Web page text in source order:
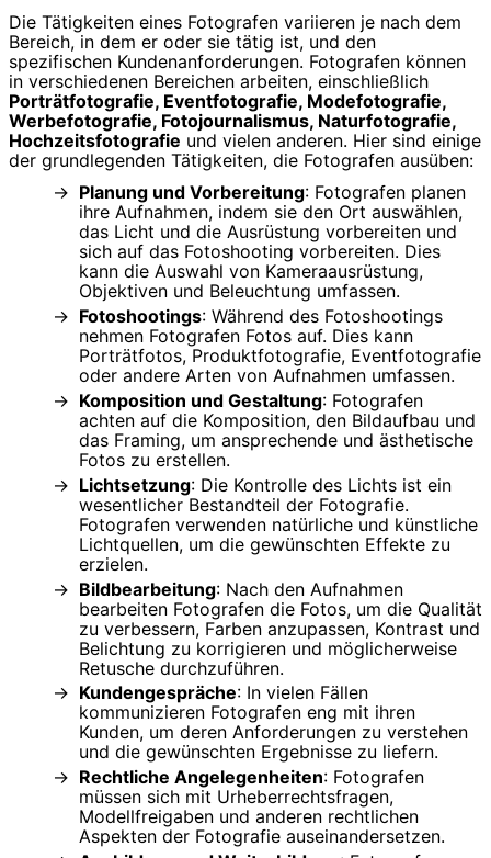
Die Tätigkeiten eines Fotografen variieren je nach dem
Bereich, in dem er oder sie tätig ist, und den
spezifischen Kundenanforderungen. Fotografen können
in verschiedenen Bereichen arbeiten, einschließlich
Porträtfotografie, Eventfotografie, Modefotografie,
Werbefotografie, Fotojournalismus, Naturfotografie,
Hochzeitsfotografie und vielen anderen. Hier sind einige
der grundlegenden Tätigkeiten, die Fotografen ausüben:
Planung und Vorbereitung: Fotografen planen
ihre Aufnahmen, indem sie den Ort auswählen,
das Licht und die Ausrüstung vorbereiten und
sich auf das Fotoshooting vorbereiten. Dies
kann die Auswahl von Kameraausrüstung,
Objektiven und Beleuchtung umfassen.
Fotoshootings: Während des Fotoshootings
nehmen Fotografen Fotos auf. Dies kann
Porträtfotos, Produktfotografie, Eventfotografie
oder andere Arten von Aufnahmen umfassen.
Komposition und Gestaltung: Fotografen
achten auf die Komposition, den Bildaufbau und
das Framing, um ansprechende und ästhetische
Fotos zu erstellen.
Lichtsetzung: Die Kontrolle des Lichts ist ein
wesentlicher Bestandteil der Fotografie.
Fotografen verwenden natürliche und künstliche
Lichtquellen, um die gewünschten Effekte zu
erzielen.
Bildbearbeitung: Nach den Aufnahmen
bearbeiten Fotografen die Fotos, um die Qualität
zu verbessern, Farben anzupassen, Kontrast und
Belichtung zu korrigieren und möglicherweise
Retusche durchzuführen.
Kundengespräche: In vielen Fällen
kommunizieren Fotografen eng mit ihren
Kunden, um deren Anforderungen zu verstehen
und die gewünschten Ergebnisse zu liefern.
Rechtliche Angelegenheiten: Fotografen
müssen sich mit Urheberrechtsfragen,
Modellfreigaben und anderen rechtlichen
Aspekten der Fotografie auseinandersetzen.